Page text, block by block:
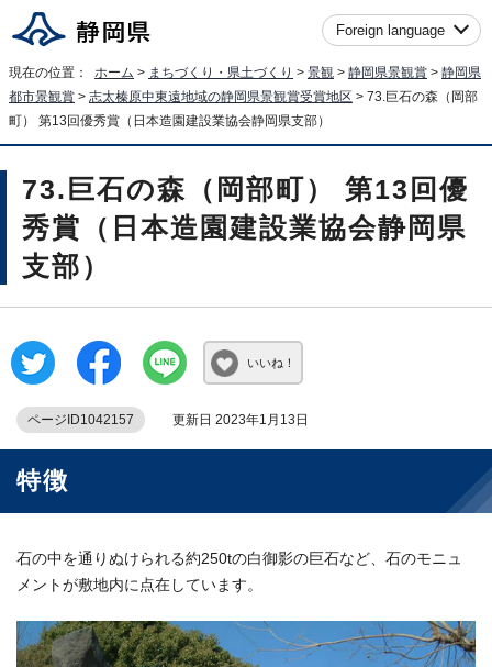
Foreign language
現在の位置： ホーム > まちづくり・県土づくり > 景観 > 静岡県景観賞 > 静岡県
都市景観賞 > 志太榛原中東遠地域の静岡県景観賞受賞地区 > 73.巨石の森（岡部
町） 第13回優秀賞（日本造園建設業協会静岡県支部）
73.巨石の森（岡部町） 第13回優
秀賞（日本造園建設業協会静岡県
支部）
いいね！
ページID1042157 更新日 2023年1月13日
特徴
石の中を通りぬけられる約250tの白御影の巨石など、石のモニュ
メントが敷地内に点在しています。